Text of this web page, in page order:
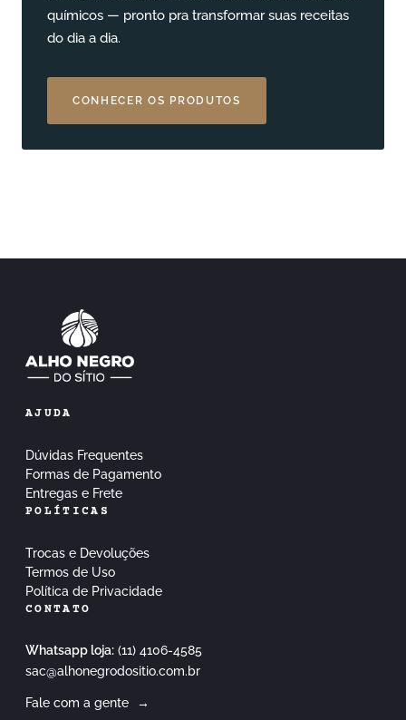
químicos — pronto pra transformar suas receitas
do dia a dia.
CONHECER OS PRODUTOS
AJUDA
Dúvidas Frequentes
Formas de Pagamento
Entregas e Frete
POLÍTICAS
Trocas e Devoluções
Termos de Uso
Política de Privacidade
CONTATO
Whatsapp loja: (11) 4106-4585
sac@alhonegrodositio.com.br
Fale com a gente →